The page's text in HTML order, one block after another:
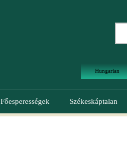
Hungarian
Főesperességek Székeskáptalan